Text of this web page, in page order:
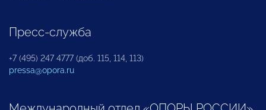
Пресс-служба
+7 (495) 247 4777 (доб. 115, 114, 113)
pressa@opora.ru